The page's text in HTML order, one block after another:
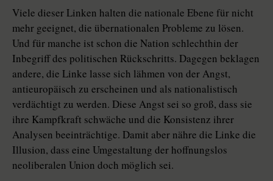
Viele dieser Linken halten die nationale Ebene für nicht
mehr geeignet, die übernationalen Probleme zu lösen.
Und für manche ist schon die Nation schlechthin der
Inbegriff des politischen Rückschritts. Dagegen beklagen
andere, die Linke lasse sich lähmen von der Angst,
antieuropäisch zu erscheinen und als nationalistisch
verdächtigt zu werden. Diese Angst sei so groß, dass sie
ihre Kampfkraft schwäche und die Konsistenz ihrer
Analysen beeinträchtige. Damit aber nähre die Linke die
Illusion, dass eine Umgestaltung der hoffnungslos
neoliberalen Union doch möglich sei.